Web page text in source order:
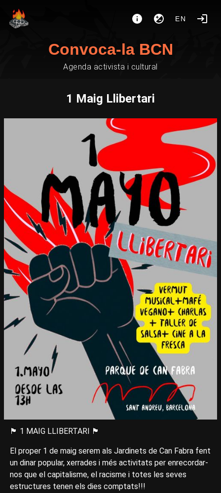
EN
Convoca-la BCN
Agenda activista i cultural
1 Maig Llibertari
🏴 1 MAIG LLIBERTARI 🏴
El proper 1 de maig serem als Jardinets de Can Fabra fent
un dinar popular, xerrades i més activitats per enrecordar-
nos que el capitalisme, el racisme i totes les seves
estructures tenen els dies comptats!!!